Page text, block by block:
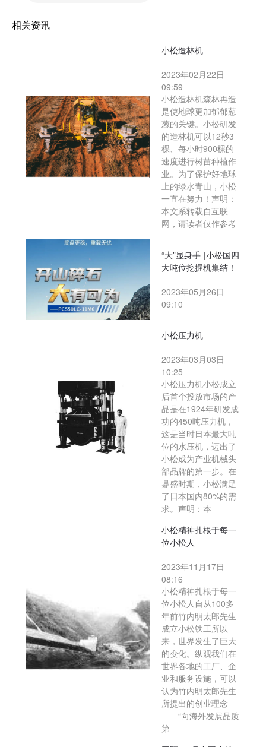
相关资讯
小松造林机
2023年02月22日
09:59
小松造林机森林再造
是使地球更加郁郁葱
葱的关键。小松研发
的造林机可以12秒3
棵、每小时900棵的
速度进行树苗种植作
业。为了保护好地球
上的绿水青山，小松
一直在努力！声明：
本文系转载自互联
网，请读者仅作参考
“大”显身手 |小松国四
大吨位挖掘机集结！
2023年05月26日
09:10
小松压力机
2023年03月03日
10:25
小松压力机小松成立
后首个投放市场的产
品是在1924年研发成
功的450吨压力机，
这是当时日本最大吨
位的水压机，迈出了
小松成为产业机械头
部品牌的第一步。在
鼎盛时期，小松满足
了日本国内80%的需
求。声明：本
小松精神扎根于每一
位小松人
2023年11月17日
08:16
小松精神扎根于每一
位小松人自从100多
年前竹内明太郎先生
成立小松铁工所以
来，世界发生了巨大
的变化。纵观我们在
世界各地的工厂、企
业和服务设施，可以
认为竹内明太郎先生
所提出的创业理念
——“向海外发展品质
第